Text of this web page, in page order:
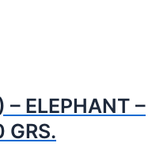
– ELEPHANT –
GRS.